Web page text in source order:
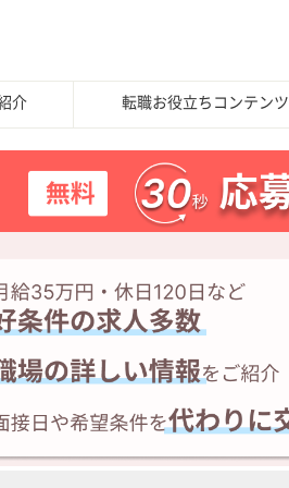
介 転職お役立ちコンテンツ